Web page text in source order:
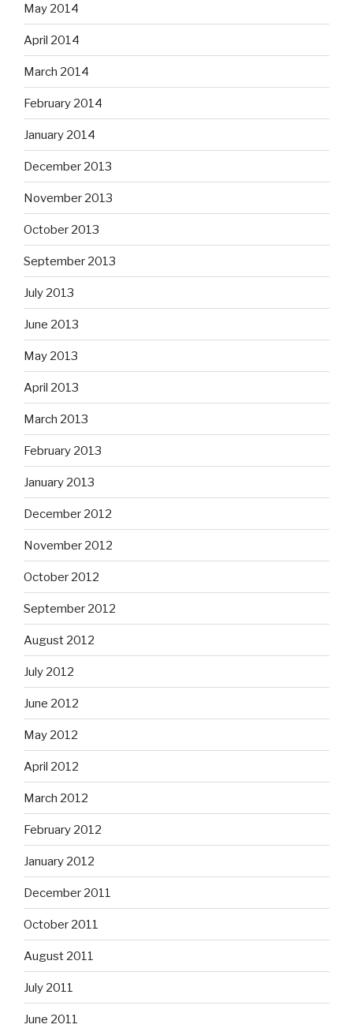
May 2014
April 2014
March 2014
February 2014
January 2014
December 2013
November 2013
October 2013
September 2013
July 2013
June 2013
May 2013
April 2013
March 2013
February 2013
January 2013
December 2012
November 2012
October 2012
September 2012
August 2012
July 2012
June 2012
May 2012
April 2012
March 2012
February 2012
January 2012
December 2011
October 2011
August 2011
July 2011
June 2011